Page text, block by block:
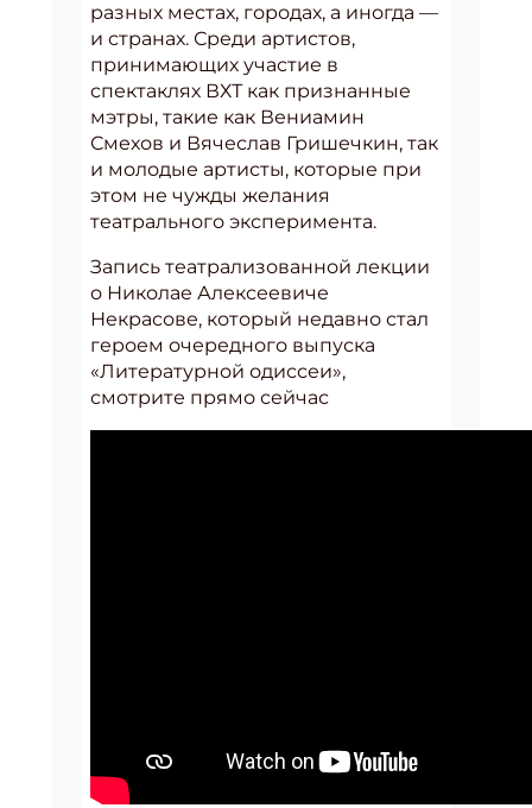
разных местах, городах, а иногда —
и странах. Среди артистов,
принимающих участие в
спектаклях ВХТ как признанные
мэтры, такие как Вениамин
Смехов и Вячеслав Гришечкин, так
и молодые артисты, которые при
этом не чужды желания
театрального эксперимента.
Запись театрализованной лекции
о Николае Алексеевиче
Некрасове, который недавно стал
героем очередного выпуска
«Литературной одиссеи»,
смотрите прямо сейчас